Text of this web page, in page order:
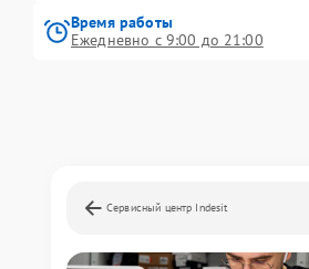
Время работы
Ежедневно с 9:00 до 21:00
Сервисный центр Indesit